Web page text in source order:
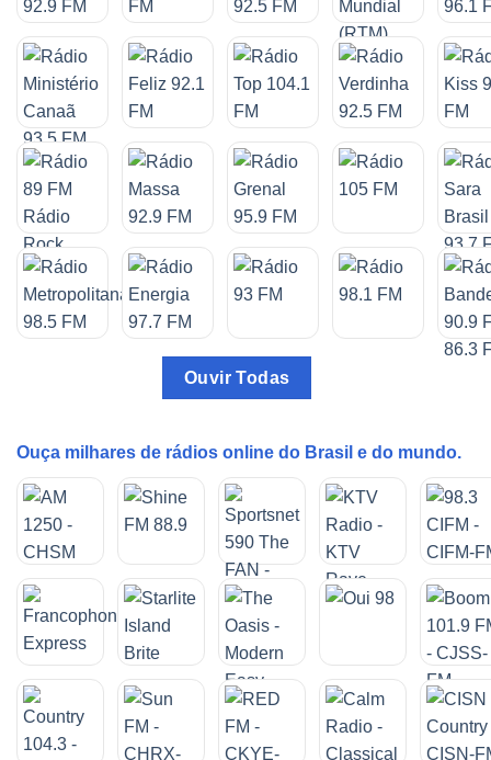
Ouvir Todas
Ouça milhares de rádios online do Brasil e do mundo.